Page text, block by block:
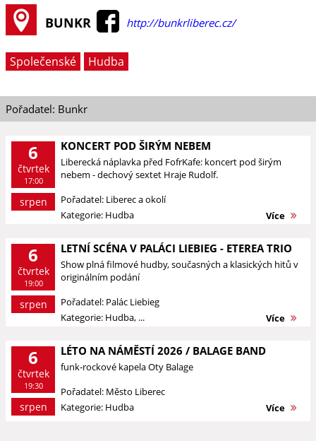
BUNKR http://bunkrliberec.cz/
Společenské Hudba
Pořadatel: Bunkr
6
čtvrtek
17:00
srpen
KONCERT POD ŠIRÝM NEBEM
Liberecká náplavka před FofrKafe: koncert pod širým
nebem - dechový sextet Hraje Rudolf.
Pořadatel: Liberec a okolí
Kategorie: Hudba
Více
6
čtvrtek
19:00
srpen
LETNÍ SCÉNA V PALÁCI LIEBIEG - ETEREA TRIO
Show plná filmové hudby, současných a klasických hitů v
originálním podání
Pořadatel: Palác Liebieg
Kategorie: Hudba, ...
Více
6
čtvrtek
19:30
srpen
LÉTO NA NÁMĚSTÍ 2026 / BALAGE BAND
funk-rockové kapela Oty Balage
Pořadatel: Město Liberec
Kategorie: Hudba
Více